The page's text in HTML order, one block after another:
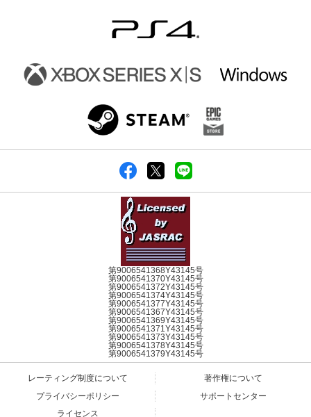
第9006541368Y43145号
第9006541370Y43145号
第9006541372Y43145号
第9006541374Y43145号
第9006541377Y43145号
第9006541367Y43145号
第9006541369Y43145号
第9006541371Y43145号
第9006541373Y43145号
第9006541378Y43145号
第9006541379Y43145号
レーティング制度について
著作権について
プライバシーポリシー
サポートセンター
ライセンス